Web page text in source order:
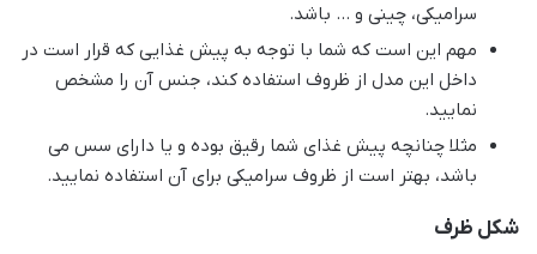
سرامیکی، چینی و … باشد.
مهم این است که شما با توجه به پیش غذایی که قرار است در
داخل این مدل از ظروف استفاده کند، جنس آن را مشخص
نمایید.
مثلا چنانچه پیش غذای شما رقیق بوده و یا دارای سس می
باشد، بهتر است از ظروف سرامیکی برای آن استفاده نمایید.
شکل ظرف